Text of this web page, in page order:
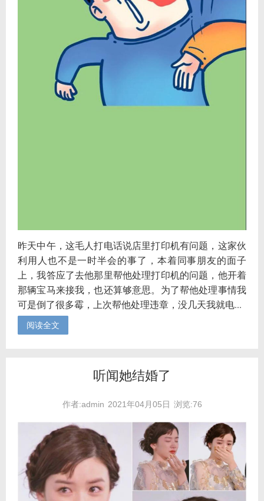
昨天中午，这毛人打电话说店里打印机有问题，这家伙
利用人也不是一时半会的事了，本着同事朋友的面子
上，我答应了去他那里帮他处理打印机的问题，他开着
那辆宝马来接我，也还算够意思。为了帮他处理事情我
可是倒了很多霉，上次帮他处理违章，没几天我就电...
阅读全文
听闻她结婚了
作者:admin 2021年04月05日 浏览:76